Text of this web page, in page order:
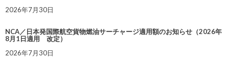
2026年7月30日
NCA／日本発国際航空貨物燃油サーチャージ適用額のお知らせ（2026年
8月1日適用 改定）
2026年7月30日